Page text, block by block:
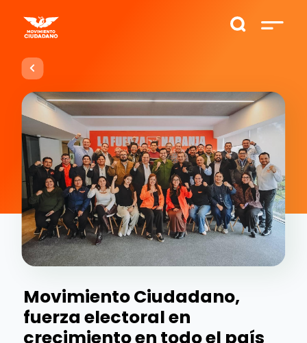
Movimiento Ciudadano,
fuerza electoral en
crecimiento en todo el país